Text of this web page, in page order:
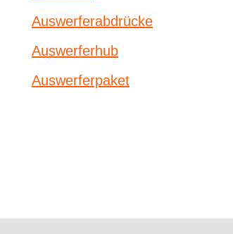
Auswerferabdrücke
Auswerferhub
Auswerferpaket